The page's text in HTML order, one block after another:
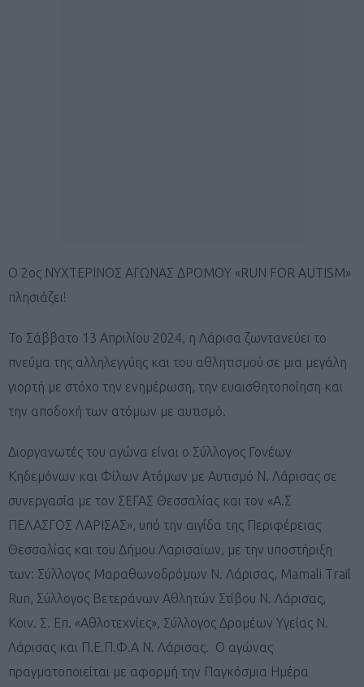
Ο 2ος ΝΥΧΤΕΡΙΝΟΣ ΑΓΩΝΑΣ ΔΡΟΜΟΥ «RUN FOR AUTISM»
πλησιάζει!
Το Σάββατο 13 Απριλίου 2024, η Λάρισα ζωντανεύει το
πνεύμα της αλληλεγγύης και του αθλητισμού σε μια μεγάλη
γιορτή με στόχο την ενημέρωση, την ευαισθητοποίηση και
την αποδοχή των ατόμων με αυτισμό.
Διοργανωτές του αγώνα είναι ο Σύλλογος Γονέων
Κηδεμόνων και Φίλων Ατόμων με Αυτισμό Ν. Λάρισας σε
συνεργασία με τον ΣΕΓΑΣ Θεσσαλίας και τον «Α.Σ
ΠΕΛΑΣΓΟΣ ΛΑΡΙΣΑΣ», υπό την αιγίδα της Περιφέρειας
Θεσσαλίας και του Δήμου Λαρισαίων, με την υποστήριξη
των: Σύλλογος Μαραθωνοδρόμων Ν. Λάρισας, Mamali Trail
Run, Σύλλογος Βετεράνων Αθλητών Στίβου Ν. Λάρισας,
Κοιν. Σ. Επ. «Αθλοτεχνίες», Σύλλογος Δρομέων Υγείας Ν.
Λάρισας και Π.Ε.Π.Φ.Α Ν. Λάρισας. Ο αγώνας
πραγματοποιείται με αφορμή την Παγκόσμια Ημέρα